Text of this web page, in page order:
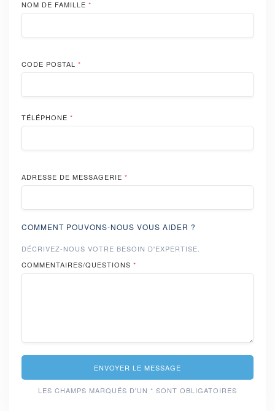
NOM DE FAMILLE *
CODE POSTAL *
TÉLÉPHONE *
ADRESSE DE MESSAGERIE *
COMMENT POUVONS-NOUS VOUS AIDER ?
DÉCRIVEZ-NOUS VOTRE BESOIN D'EXPERTISE.
COMMENTAIRES/QUESTIONS *
ENVOYER LE MESSAGE
LES CHAMPS MARQUÉS D'UN * SONT OBLIGATOIRES